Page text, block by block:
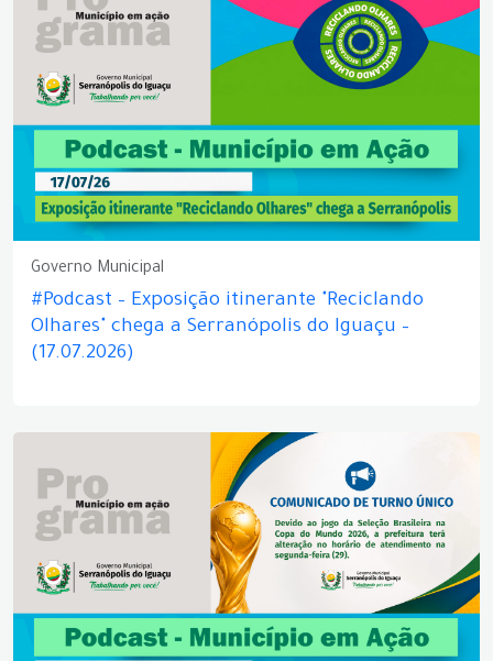
Governo Municipal
#Podcast – Exposição itinerante "Reciclando
Olhares" chega a Serranópolis do Iguaçu –
(17.07.2026)